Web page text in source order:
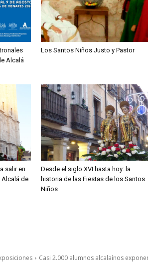
Alcalá
Los Santos Niños Justo y Pastor
salir en
de
Desde el siglo XVI hasta hoy: la
historia de las Fiestas de los Santos
Niños